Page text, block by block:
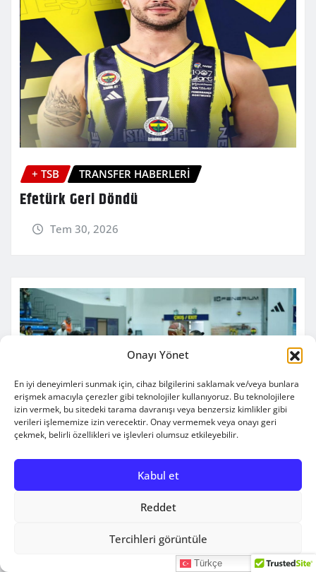
Onayı Yönet
En iyi deneyimleri sunmak için, cihaz bilgilerini saklamak ve/veya bunlara
erişmek amacıyla çerezler gibi teknolojiler kullanıyoruz. Bu teknolojilere
izin vermek, bu sitedeki tarama davranışı veya benzersiz kimlikler gibi
verileri işlememize izin verecektir. Onay vermemek veya onayı geri
çekmek, belirli özellikleri ve işlevleri olumsuz etkileyebilir.
Kabul et
Reddet
Tercihleri görüntüle
+ TSB TRANSFER HABERLERİ
Efetürk Geri Döndü
Tem 30, 2026
Süper Yeni Karar
Türkçe